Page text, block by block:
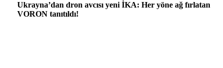
Ukrayna’dan dron avcısı yeni İKA: Her yöne ağ fırlatan
VORON tanıtıldı!